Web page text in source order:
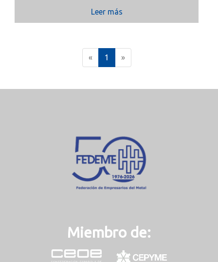
Leer más
« 1
c
t
)
»
Miembro de: